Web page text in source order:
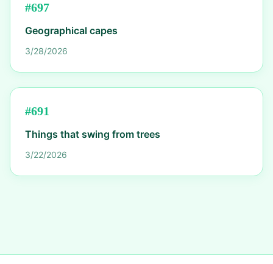
#697
Geographical capes
3/28/2026
#691
Things that swing from trees
3/22/2026